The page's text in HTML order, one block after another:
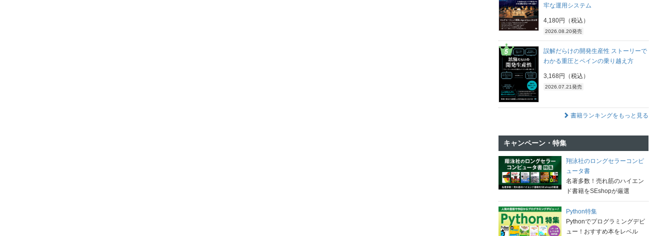
牢な運用システム
4,180円（税込）
2026.08.20発売
誤解だらけの開発生産性 ストーリーで
わかる重圧とペインの乗り越え方
3,168円（税込）
2026.07.21発売
書籍ランキングをもっと見る
キャンペーン・特集
翔泳社のロングセラーコンピ
ュータ書
名著多数！売れ筋のハイエン
ド書籍をSEshopが厳選
Python特集
Pythonでプログラミングデビ
ュー！おすすめ本をレベル